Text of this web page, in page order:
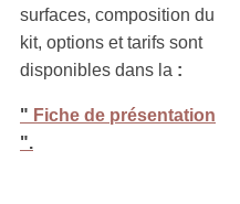
surfaces, composition du
kit, options et tarifs sont
disponibles dans la :
" Fiche de présentation
".